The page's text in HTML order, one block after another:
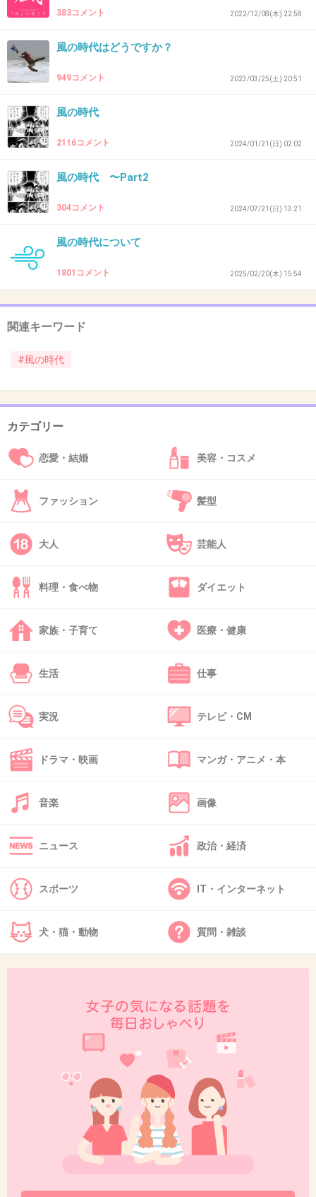
>>27
地の星座の方が馴染みがあっていい😭
3件の返信
風の星座は何か恩恵がありますか？
2件の返信
>>23
話しが早そう
35. 匿名 2025/05/02(金) 23:01:01
人をきめつけてきてうざかった思い出
36. 匿名 2025/05/02(金) 23:01:56
よくわかんないけど私と妹が火で両親が地だわ
親は比較的穏やかなのに姉妹は気が強いと言われてる
1件の返信
37. 匿名 2025/05/02(金) 23:02:33
たわけでもない
1件の返信
38. 匿名 2025/05/02(金) 23:03:11
>>32
自由なようで完全に自己責任て感じだよね
+105
「いつも良い風が >>26
に吹きますよう
383コメント 2022/12/08(木) 22:58
風の時代はどうですか？
949コメント 2023/03/25(土) 20:51
風の時代
2116コメント 2024/01/21(日) 02:02
風の時代 〜Part2
304コメント 2024/07/21(日) 13:21
風の時代について
1801コメント 2025/02/20(木) 15:54
関連キーワード
#風の時代
カテゴリー
恋愛・結婚 美容・コスメ
ファッション 髪型
大人 芸能人
料理・食べ物 ダイエット
家族・子育て 医療・健康
生活 仕事
実況 テレビ・CM
ドラマ・映画 マンガ・アニメ・本
音楽 画像
ニュース 政治・経済
スポーツ IT・インターネット
犬・猫・動物 質問・雑談